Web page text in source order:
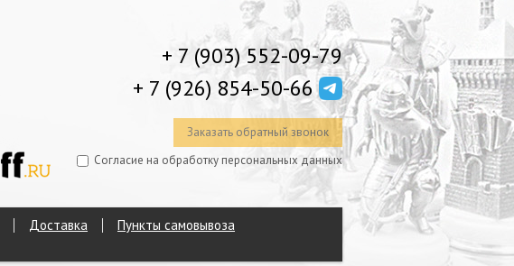
+ 7 (903) 552-09-79
+ 7 (926) 854-50-66
Заказать обратный звонок
Согласие на обработку персональных данных
Доставка
Пункты самовывоза